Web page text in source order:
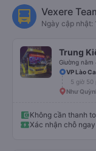
Vexere
Ngày cập
Trung
Giường nằm
VP Lào
5 giờ 50
Như
Không cần thanh
Xác nhận chỗ